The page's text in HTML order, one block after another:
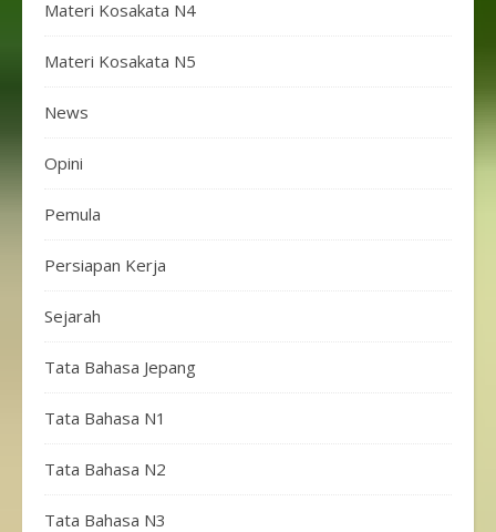
Materi Kosakata N4
Materi Kosakata N5
News
Opini
Pemula
Persiapan Kerja
Sejarah
Tata Bahasa Jepang
Tata Bahasa N1
Tata Bahasa N2
Tata Bahasa N3